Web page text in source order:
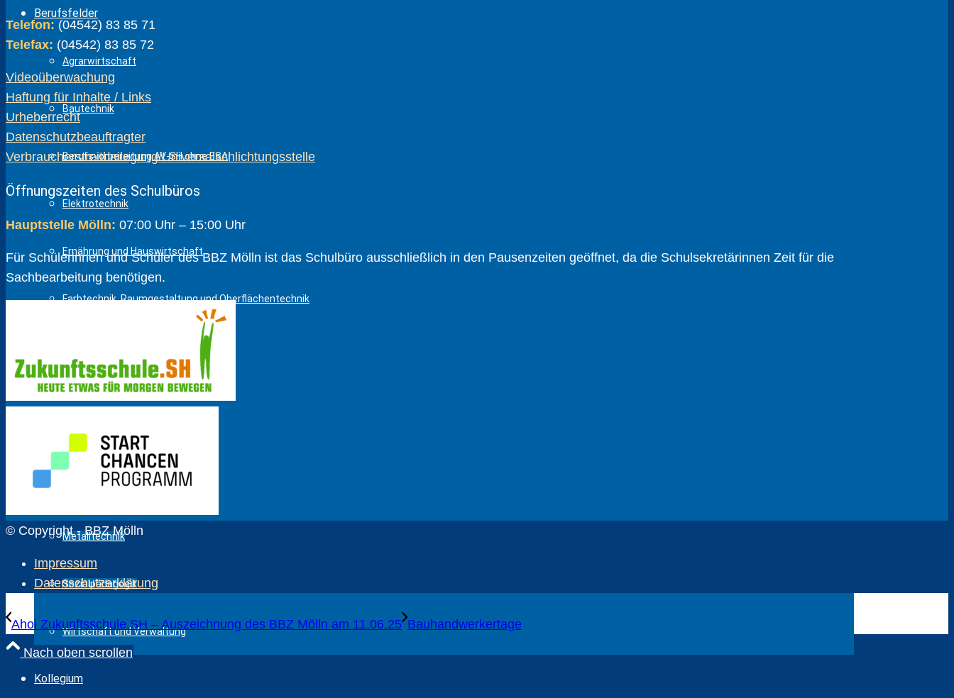
Berufsfelder
Agrarwirtschaft
Bautechnik
Berufsvorbereitung AV-SH ohne ESA
Elektrotechnik
Ernährung und Hauswirtschaft
Farbtechnik, Raumgestaltung und Oberflächentechnik
Holztechnik
Körperpflege
Fahrzeugtechnik
Metalltechnik
Sozialpädagogik
Wirtschaft und Verwaltung
Kollegium
Telefon: (04542) 83 85 71
Telefax: (04542) 83 85 72
Videoüberwachung
Haftung für Inhalte / Links
Urheberrecht
Datenschutzbeauftragter
Verbraucherstreitbeilegung/Universalschlichtungsstelle
Öffnungszeiten des Schulbüros
Hauptstelle Mölln: 07:00 Uhr – 15:00 Uhr
Für Schülerinnen und Schüler des BBZ Mölln ist das Schulbüro ausschließlich in den Pausen­zeiten geöffnet, da die Schul­sekretärinnen Zeit für die
Sach­bear­beitung benötigen.
© Copyright - BBZ Mölln
Impressum
Datenschutzerklärung
Ahoi Zukunftsschule.SH – Auszeichnung des BBZ Mölln am 11.06.25 Bauhandwerkertage
Nach oben scrollen